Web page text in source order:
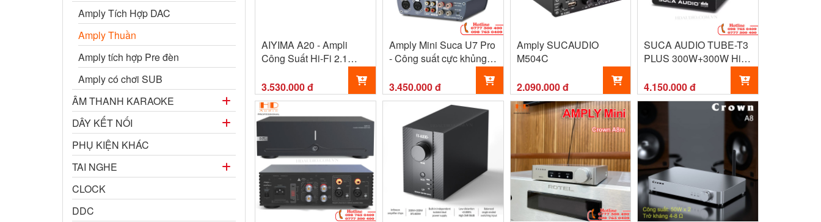
Amply Tích Hợp DAC
Amply Thuần
Amply tích hợp Pre đèn
Amply có chơi SUB
ÂM THANH KARAOKE
DÂY KẾT NỐI
PHỤ KIỆN KHÁC
TAI NGHE
CLOCK
DDC
AIYIMA A20 - Ampli
Công Suất Hi-Fi 2.1
Balanced XLR, Hỗ Trợ
Subwoofer
3.530.000 đ
Amply Mini Suca U7 Pro
- Công suất cực khủng
3.450.000 đ
Amply SUCAUDIO
M504C
2.090.000 đ
SUCA AUDIO TUBE-T3
PLUS 300W+300W Hifi
Preamp Bluetooth 5.1
4.150.000 đ